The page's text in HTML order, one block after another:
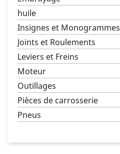
huile
Insignes et Monogrammes
Joints et Roulements
Leviers et Freins
Moteur
Outillages
Pièces de carrosserie
Pneus